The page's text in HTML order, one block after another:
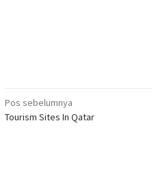
Navigasi
pos
Pos sebelumnya
Tourism Sites In Qatar